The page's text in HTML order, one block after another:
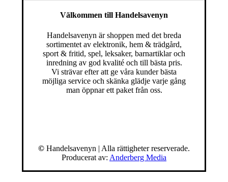
Välkommen till Handelsavenyn
Handelsavenyn är shoppen med det breda
sortimentet av elektronik, hem & trädgård,
sport & fritid, spel, leksaker, barnartiklar och
inredning av god kvalité och till bästa pris.
Vi strävar efter att ge våra kunder bästa
möjliga service och skänka glädje varje gång
man öppnar ett paket från oss.
© Handelsavenyn | Alla rättigheter reserverade.
Producerat av: Anderberg Media